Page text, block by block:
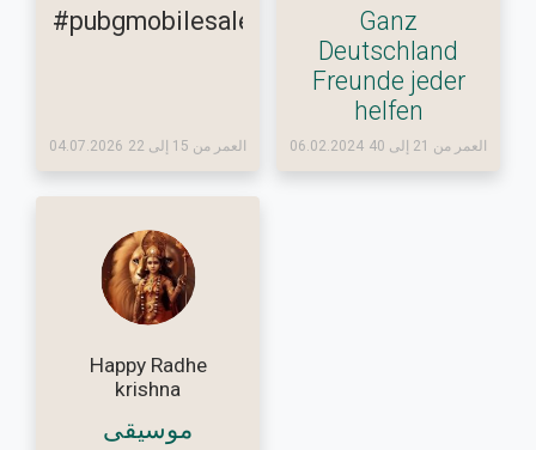
#pubgmobilesalepurchaseaccountu
04.07.2026 العمر من 15 إلى 22
Ganz
Deutschland
Freunde jeder
helfen
06.02.2024 العمر من 21 إلى 40
Happy Radhe
krishna
موسيقى